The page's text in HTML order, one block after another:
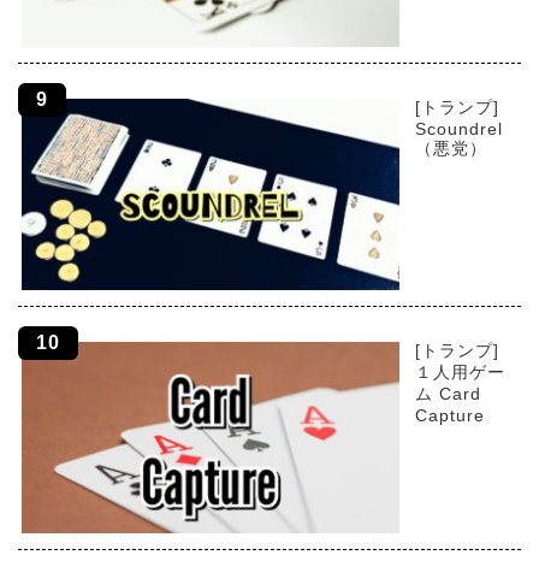
[トランプ]
Scoundrel
（悪党）
[トランプ]
１人用ゲー
ム Card
Capture